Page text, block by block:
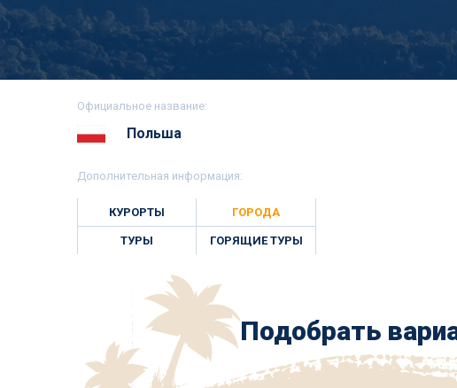
Официальное название:
Польша
Дополнительная информация:
КУРОРТЫ ГОРОДА
ТУРЫ ГОРЯЩИЕ ТУРЫ
Подобрать